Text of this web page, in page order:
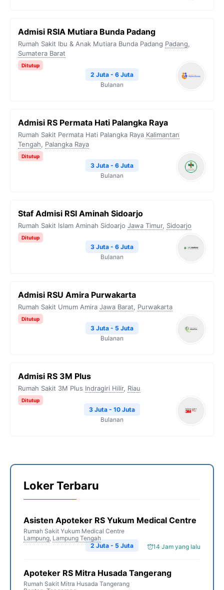
Admisi RSIA Mutiara Bunda Padang
Rumah Sakit Ibu & Anak Mutiara Bunda Padang Padang,
Sumatera Barat
Ditutup
2 Juta - 6 Juta
Bulanan
Admisi RS Permata Hati Palangka Raya
Rumah Sakit Permata Hati Palangka Raya Kalimantan
Tengah, Palangka Raya
Ditutup
3 Juta - 6 Juta
Bulanan
Staf Admisi RSI Aminah Sidoarjo
Rumah Sakit Islam Aminah Sidoarjo Jawa Timur, Sidoarjo
Ditutup
3 Juta - 6 Juta
Bulanan
Admisi RSU Amira Purwakarta
Rumah Sakit Umum Amira Jawa Barat, Purwakarta
Ditutup
3 Juta - 5 Juta
Bulanan
Admisi RS 3M Plus
Rumah Sakit 3M Plus Indragiri Hilir, Riau
Ditutup
3 Juta - 10 Juta
Bulanan
Loker Terbaru
Asisten Apoteker RS Yukum Medical Centre
Rumah Sakit Yukum Medical Centre
Lampung, Lampung Tengah
14 Jam yang lalu
2 Juta - 5 Juta
Apoteker RS Mitra Husada Tangerang
Rumah Sakit Mitra Husada Tangerang